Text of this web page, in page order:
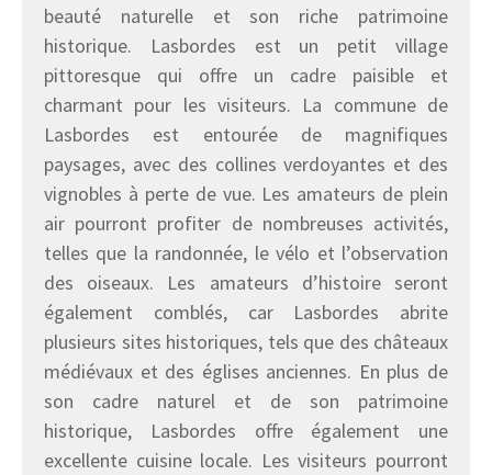
beauté naturelle et son riche patrimoine
historique. Lasbordes est un petit village
pittoresque qui offre un cadre paisible et
charmant pour les visiteurs. La commune de
Lasbordes est entourée de magnifiques
paysages, avec des collines verdoyantes et des
vignobles à perte de vue. Les amateurs de plein
air pourront profiter de nombreuses activités,
telles que la randonnée, le vélo et l’observation
des oiseaux. Les amateurs d’histoire seront
également comblés, car Lasbordes abrite
plusieurs sites historiques, tels que des châteaux
médiévaux et des églises anciennes. En plus de
son cadre naturel et de son patrimoine
historique, Lasbordes offre également une
excellente cuisine locale. Les visiteurs pourront